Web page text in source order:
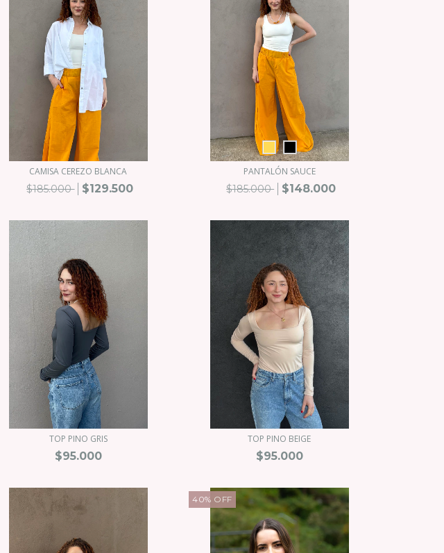
CAMISA CEREZO BLANCA
$185.000 $129.500
PANTALÓN SAUCE
$185.000 $148.000
TOP PINO GRIS
$95.000
TOP PINO BEIGE
$95.000
40% OFF